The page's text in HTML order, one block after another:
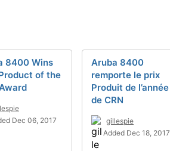
8400 Wins
of the
Dec 06, 2017
Aruba 8400
remporte le prix
Produit de l’année
de CRN
gillespie
Added Dec 18, 2017